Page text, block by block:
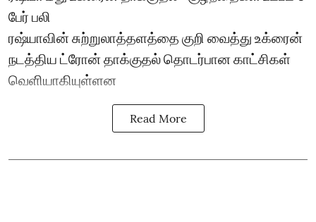
பேர் பலி
ரஷ்யாவின் சுற்றுலாத்தளத்தை குறி வைத்து உக்ரைன்
நடத்திய ட்ரோன் தாக்குதல் தொடர்பான காட்சிகள்
வெளியாகியுள்ளன
Read More